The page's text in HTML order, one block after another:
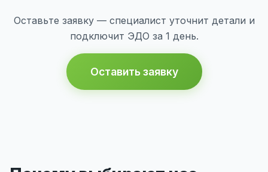
Оставьте заявку — специалист уточнит детали и
подключит ЭДО за 1 день.
Оставить заявку